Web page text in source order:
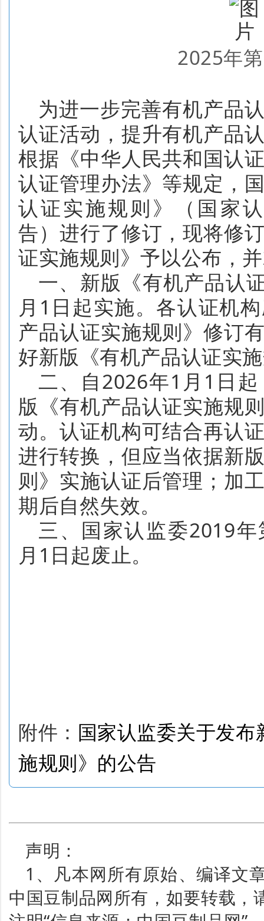
2025年
为进一步完善有机产品
认证活动， 提升有机产品
根据《中华人民共和国认
认证管理办法》等规定，
认证实施规则》
（国家
告） 进行了修订，现将修
证实施规则》予以公布，
一、 新版《有机产品认
月 1 日起实施。各认证机
产品认证实施规则》修订
好新版《有机产品认证实
二、 自2026年1 月 1 日
版《有机产品认证实施规
动。认证机构可结合再认
进行转换，但应当依据新
则》 实施认证后管理 ；加
期后自然失效。
三、国家认监委2019年
月 1 日起废止。
附件： 国家认监委关于发
施规则》的公告
声明：
1、凡本网所有原始、编译文
中国豆制品网所有，如要转载，